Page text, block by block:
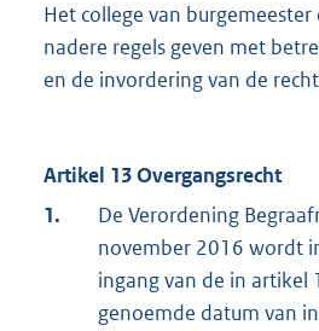
Het college van
nadere regels geven met
en de invordering van de
Artikel 13 Overgangsrecht
1.
De Verordening
november 2016 wordt
ingang van de in artikel
genoemde datum van